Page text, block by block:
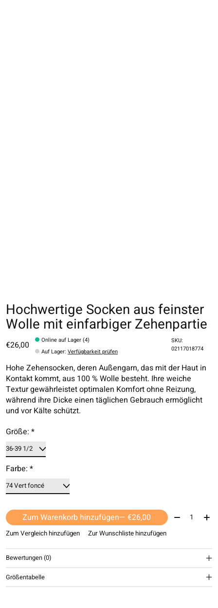
Hochwertige Socken aus feinster
Wolle mit einfarbiger Zehenpartie
€26,00
Online auf Lager (4)
Auf Lager:Verfügbarkeit prüfen
SKU:
02117018774
Hohe Zehensocken, deren Außengarn, das mit der Haut in
Kontakt kommt, aus 100 % Wolle besteht. Ihre weiche
Textur gewährleistet optimalen Komfort ohne Reizung,
während ihre Dicke einen täglichen Gebrauch ermöglicht
und vor Kälte schützt.
Größe: *
Farbe: *
Zum Warenkorb hinzufügen — €26,00 Menge:
Zum Vergleich hinzufügen Zur Wunschliste hinzufügen
Bewertungen (0)
Größentabelle